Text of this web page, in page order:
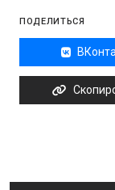
ПОДЕЛИТЬСЯ